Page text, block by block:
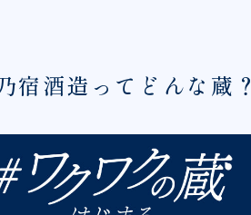
宿酒造ってどんな蔵？